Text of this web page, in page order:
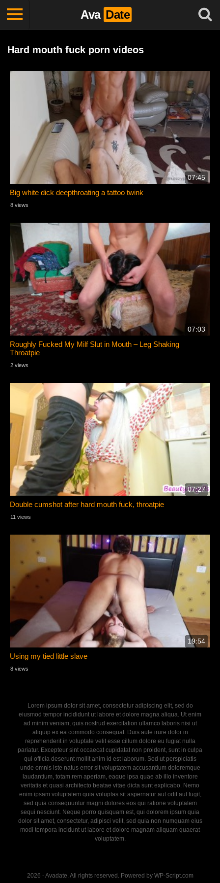
Ava Date
Hard mouth fuck porn videos
07:45
Big white dick deepthroating a tattoo twink
8 views
07:03
Roughly Fucked My Milf Slut in Mouth – Leg Shaking
Throatpie
2 views
07:27
Double cumshot after hard mouth fuck, throatpie
11 views
19:54
Using my tied little slave
8 views
Lorem ipsum dolor sit amet, consectetur adipiscing elit, sed do
eiusmod tempor incididunt ut labore et dolore magna aliqua. Ut enim
ad minim veniam, quis nostrud exercitation ullamco laboris nisi ut
aliquip ex ea commodo consequat. Duis aute irure dolor in
reprehenderit in voluptate velit esse cillum dolore eu fugiat nulla
pariatur. Excepteur sint occaecat cupidatat non proident, sunt in culpa
qui officia deserunt mollit anim id est laborum. Sed ut perspiciatis
unde omnis iste natus error sit voluptatem accusantium doloremque
laudantium, totam rem aperiam, eaque ipsa quae ab illo inventore
veritatis et quasi architecto beatae vitae dicta sunt explicabo. Nemo
enim ipsam voluptatem quia voluptas sit aspernatur aut odit aut fugit,
sed quia consequuntur magni dolores eos qui ratione voluptatem
sequi nesciunt. Neque porro quisquam est, qui dolorem ipsum quia
dolor sit amet, consectetur, adipisci velit, sed quia non numquam eius
modi tempora incidunt ut labore et dolore magnam aliquam quaerat
voluptatem.
2026 - Avadate. All rights reserved. Powered by WP-Script.com